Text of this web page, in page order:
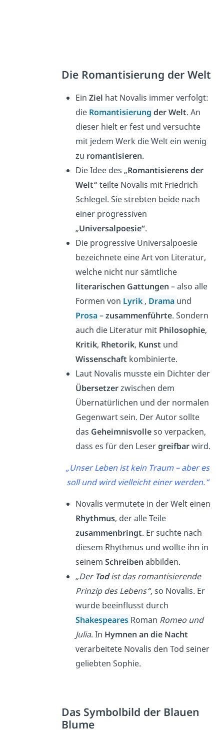
Die Romantisierung der Welt
EinZiel hat Novalis immer verfolgt:
die Romantisierungder Welt. An
dieser hielt er fest und versuchte
mit jedem Werk die Welt ein wenig
zu romantisieren.
Die Idee des „Romantisierens der
Welt“ teilte Novalis mit Friedrich
Schlegel. Sie strebten beide nach
einer progressiven
„Universalpoesie“.
Die progressive Universalpoesie
bezeichnete eine Art von Literatur,
welche nicht nur sämtliche
literarischen Gattungen – also alle
Formen von Lyrik , Drama und
Prosa–zusammenführte. Sondern
auch die Literatur mit Philosophie,
Kritik, Rhetorik, Kunst und
Wissenschaft kombinierte.
Laut Novalis musste ein Dichter der
Übersetzerzwischen dem
Übernatürlichen und der normalen
Gegenwart sein. Der Autor sollte
das Geheimnisvolleso verpacken,
dass es für den Lesergreifbarwird.
„Unser Leben ist kein Traum – aber es
soll und wird vielleicht einer werden.“
Novalis vermutete in der Welt einen
Rhythmus, der alle Teile
zusammenbringt. Er suchte nach
diesem Rhythmus und wollte ihn in
seinemSchreiben abbilden.
„DerTodist das romantisierende
Prinzip des Lebens“, so Novalis. Er
wurde beeinflusst durch
Shakespeares Roman Romeo und
Julia. In Hymnen an die Nacht
verarbeitete Novalis den Tod seiner
geliebten Sophie.
Das Symbolbild der Blauen
Blume